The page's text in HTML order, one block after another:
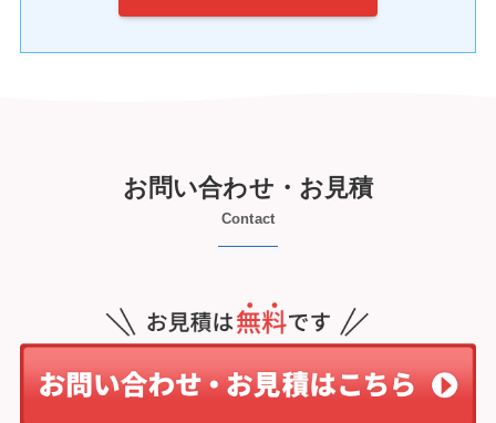
お問い合わせ・お見積
Contact